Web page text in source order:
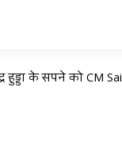
हुड्डा के सपने को CM